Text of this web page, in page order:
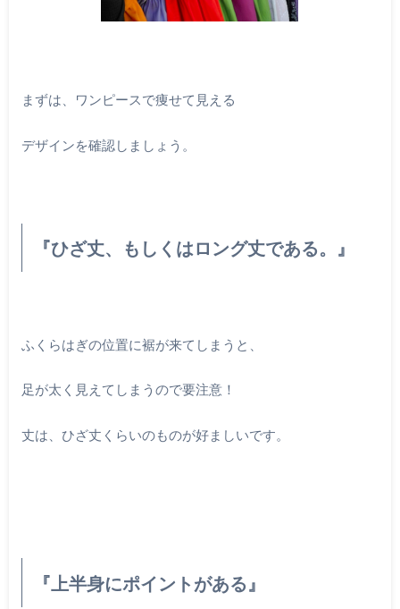
まずは、ワンピースで痩せて見える
デザインを確認しましょう。
『ひざ丈、もしくはロング丈である。』
ふくらはぎの位置に裾が来てしまうと、
足が太く見えてしまうので要注意！
丈は、ひざ丈くらいのものが好ましいです。
『上半身にポイントがある』